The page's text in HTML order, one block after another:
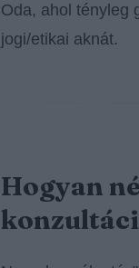
Oda, ahol tényleg
jogi/etikai aknát.
Hogyan